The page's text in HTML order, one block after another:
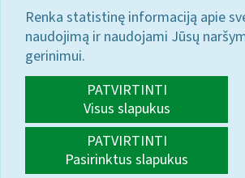
Renka statistinę informaciją apie
naudojimą ir naudojami Jūsų
gerinimui.
PATVIRTINTI
Visus slapukus
PATVIRTINTI
Pasirinktus slapukus